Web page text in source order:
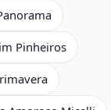
Pinheiros